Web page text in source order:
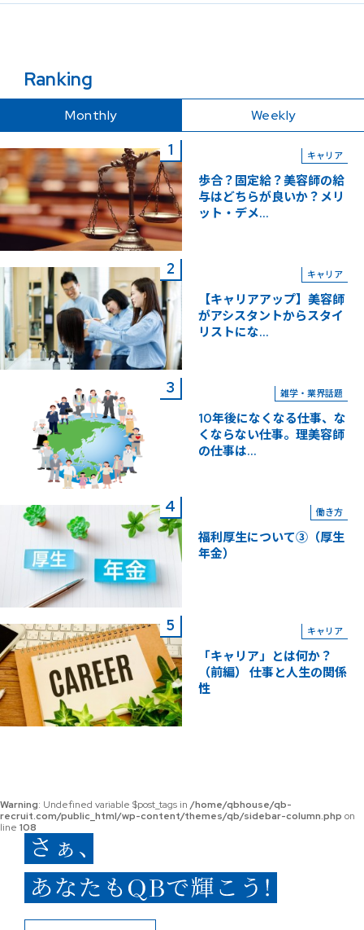
Ranking
Monthly Weekly
キャリア
歩合？固定給？美容師の給
与はどちらが良いか？メリ
ット・デメ...
キャリア
【キャリアアップ】美容師
がアシスタントからスタイ
リストにな...
雑学・業界話題
10年後になくなる仕事、な
くならない仕事。理美容師
の仕事は...
働き方
福利厚生について③（厚生
年金）
キャリア
「キャリア」とは何か？
（前編） 仕事と人生の関係
性
Warning: Undefined variable $post_tags in /home/qbhouse/qb-
recruit.com/public_html/wp-content/themes/qb/sidebar-column.php on
line 108